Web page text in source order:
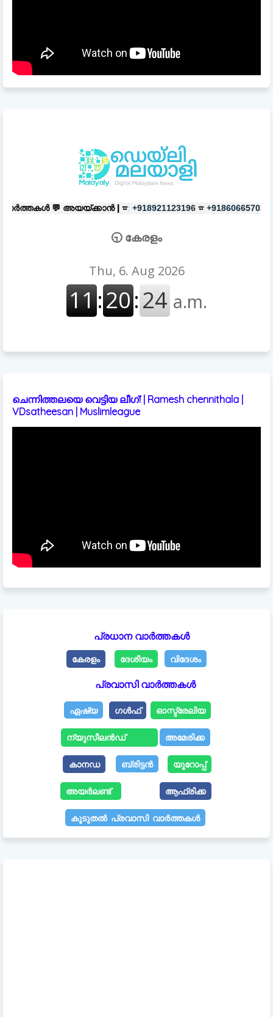
| ☎: +918921123196 ☎ +918606657037 പരസ്യങ്ങൾക്ക്
🕤 കേരളം
ചെന്നിത്തലയെ വെട്ടിയ ലീഗ്! | Ramesh chennithala |
VDsatheesan | Muslimleague
പ്രധാന വാർത്തകൾ
കേരളം ദേശീയം വിദേശം
പ്രവാസി വാർത്തകൾ
ഏഷ്യ ഗൾഫ് ഓസ്ട്രേലിയ
ന്യൂസീലൻഡ് അമേരിക്ക
കാനഡ ബ്രിട്ടൻ യൂറോപ്പ്
അയർലണ്ട് ആഫ്രിക്ക
കൂടുതൽ പ്രവാസി വാർത്തകൾ